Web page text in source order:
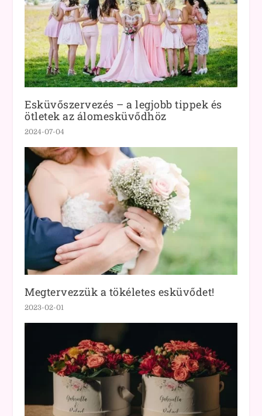
Esküvőszervezés – a legjobb tippek és
ötletek az álomesküvődhöz
2024-07-04
Megtervezzük a tökéletes esküvődet!
2023-02-01